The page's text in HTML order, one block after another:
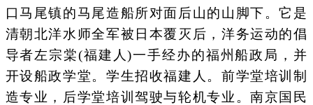
口马尾镇的马尾造船所对面后山的山脚下。它是
清朝北洋水师全军被日本覆灭后，洋务运动的倡
导者左宗棠(福建人)一手经办的福州船政局，并
开设船政学堂。学生招收福建人。前学堂培训制
造专业，后学堂培训驾驶与轮机专业。南京国民